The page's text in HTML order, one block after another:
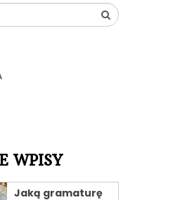
WPISY
Jaką gramaturę